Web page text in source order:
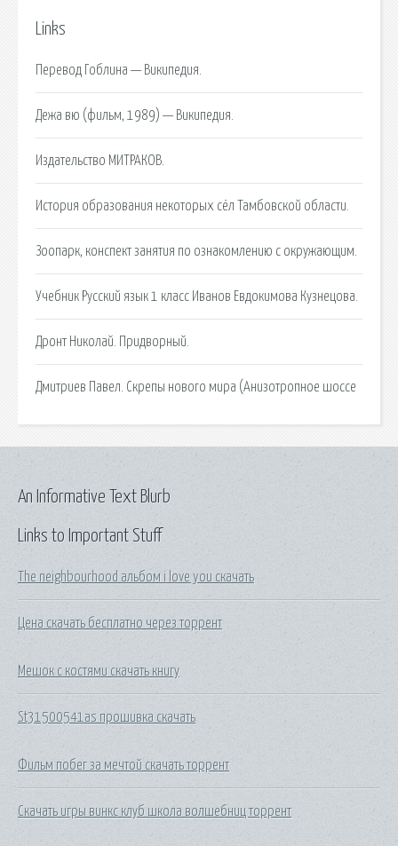
Links
Перевод Гоблина — Википедия.
Дежа вю (фильм, 1989) — Википедия.
Издательство МИТРАКОВ.
История образования некоторых сёл Тамбовской области.
Зоопарк, конспект занятия по ознакомлению с окружающим.
Учебник Русский язык 1 класс Иванов Евдокимова Кузнецова.
Дронт Николай. Придворный.
Дмитриев Павел. Скрепы нового мира (Анизотропное шоссе
Links to Important Stuff
The neighbourhood альбом i love you скачать
Цена скачать бесплатно через торрент
Мешок с костями скачать книгу
St31500541as прошивка скачать
Фильм побег за мечтой скачать торрент
Скачать игры винкс клуб школа волшебниц торрент
An Informative Text Blurb